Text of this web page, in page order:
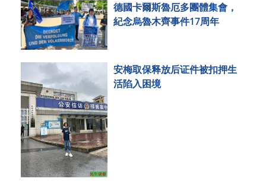
德國卡爾斯魯厄多團體集會，
紀念烏魯木齊事件17周年
安梅取保释放后证件被扣押生
活陷入困境